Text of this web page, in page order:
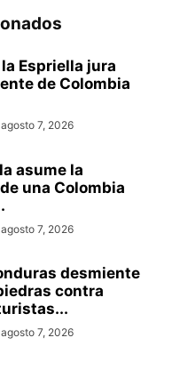
Espriella jura
de Colombia
agosto 7, 2026
asume la
una Colombia
agosto 7, 2026
desmiente
contra
agosto 7, 2026